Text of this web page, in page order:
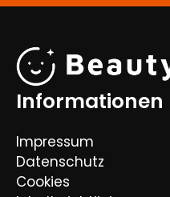
Informationen
Impressum
Datenschutz
Cookies